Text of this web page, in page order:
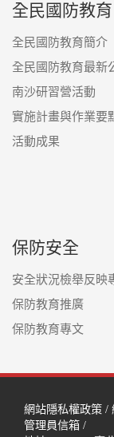
全民國防教育
全民國防教育簡介
全民國防教育最新
南沙研習營活動
實施計畫與作業要
活動成果
保防安全
安全狀況檢舉反映
保防教育推廣
保防教育專文
網站隱私權政策 /
管理員信箱 /